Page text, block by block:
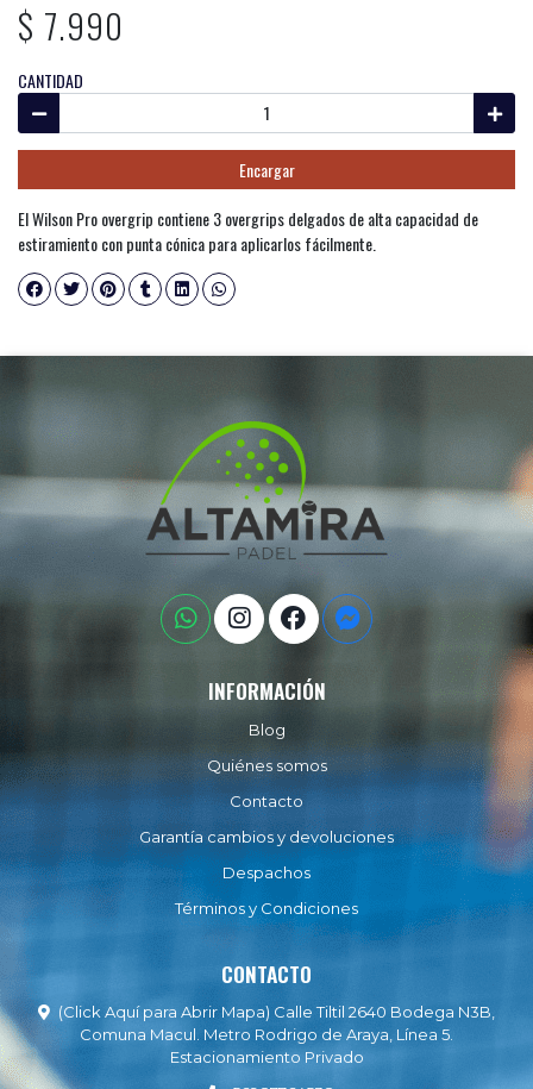
$ 7.990
CANTIDAD
Encargar
El Wilson Pro overgrip contiene 3 overgrips delgados de alta capacidad de
estiramiento con punta cónica para aplicarlos fácilmente.
INFORMACIÓN
Blog
Quiénes somos
Contacto
Garantía cambios y devoluciones
Despachos
Términos y Condiciones
CONTACTO
(Click Aquí para Abrir Mapa) Calle Tiltil 2640 Bodega N3B,
Comuna Macul. Metro Rodrigo de Araya, Línea 5.
Estacionamiento Privado